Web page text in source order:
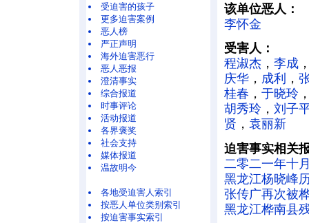
受迫害的孩子
更多迫害案例
恶人榜
严正声明
海外迫害恶行
恶人恶报
澄清事实
综合报道
时事评论
活动报道
各界褒奖
社会支持
媒体报道
温故明今
各地受迫害人索引
按恶人单位类别索引
按迫害事实索引
该单位恶人：
李怀金
受害人：
程淑杰 ， 李成
庆华 ， 成利 ，
桂春 ， 于晓玲
胡秀玲 ， 刘子
贤 ， 袁丽新
迫害事实相关
二零二一年十
黑龙江杨晓峰
张传广再次被
黑龙江桦南县